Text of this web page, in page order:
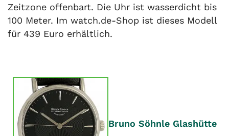
Zeitzone offenbart. Die Uhr ist wasserdicht bis
100 Meter. Im watch.de-Shop ist dieses Modell
für 439 Euro erhältlich.
Bruno Söhnle Glashütte